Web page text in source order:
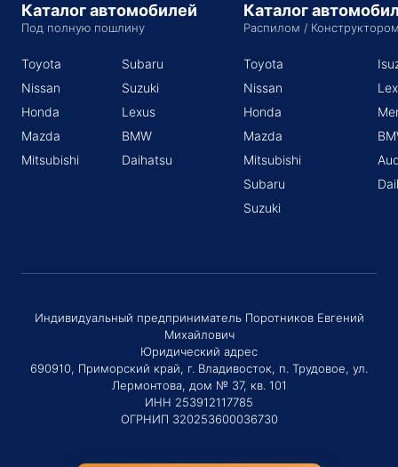
Каталог автомобилей
Под полную пошлину
Toyota
Nissan
Honda
Mazda
Mitsubishi
Subaru
Suzuki
Lexus
BMW
Daihatsu
Каталог
Распилом /
Toyota
Nissan
Honda
Mazda
Mitsubishi
Subaru
Suzuki
Индивидуальный предприниматель Поротников Евгений
Михайлович
Юридический адрес
690910, Приморский край, г. Владивосток, п. Трудовое, ул.
Лермонтова, дом № 37, кв. 101
ИНН 253912117785
ОГРНИП 320253600036730